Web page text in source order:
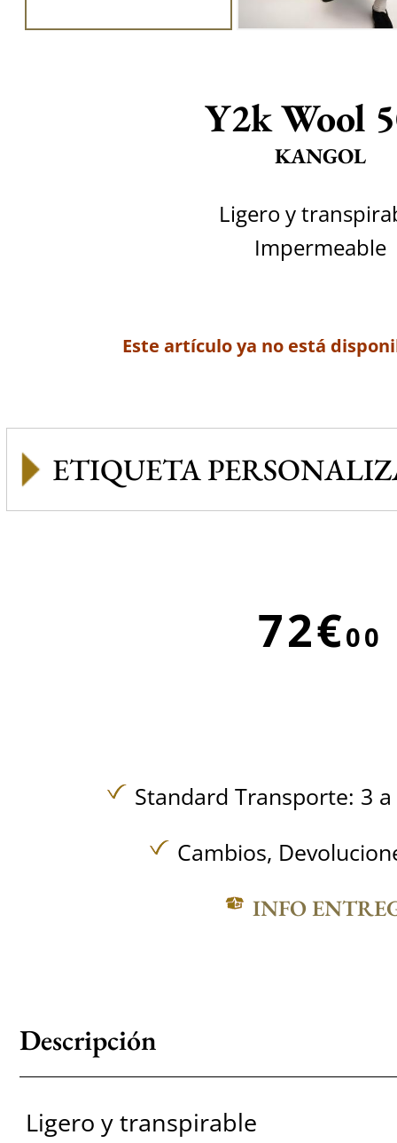
Y2k Wool
KANGOL
Ligero y
Impermeable
Este artículo ya no está
ETIQUETA
72€00
Standard Transporte: 3
Cambios,
INFO
Descripción
Ligero y transpirable